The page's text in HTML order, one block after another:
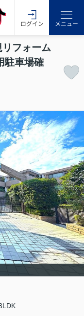
ログイン メニュー
フォーム
駐車場確